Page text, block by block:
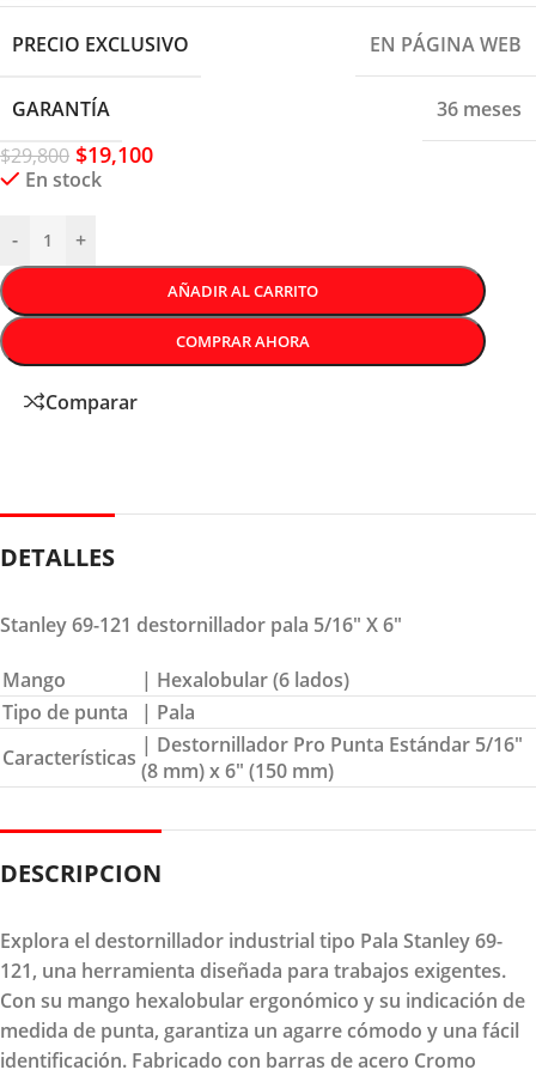
PRECIO EXCLUSIVO EN PÁGINA WEB
GARANTÍA
36 meses
$29,800 $19,100
En stock
- +
AÑADIR AL CARRITO
COMPRAR AHORA
Comparar
DETALLES
Stanley 69-121 destornillador pala 5/16″ X 6″
Mango
| Hexalobular (6 lados)
Tipo de punta
| Pala
Características | Destornillador Pro Punta Estándar 5/16″
(8 mm) x 6″ (150 mm)
DESCRIPCION
Explora el destornillador industrial tipo Pala Stanley 69-
121, una herramienta diseñada para trabajos exigentes.
Con su mango hexalobular ergonómico y su indicación de
medida de punta, garantiza un agarre cómodo y una fácil
identificación. Fabricado con barras de acero Cromo